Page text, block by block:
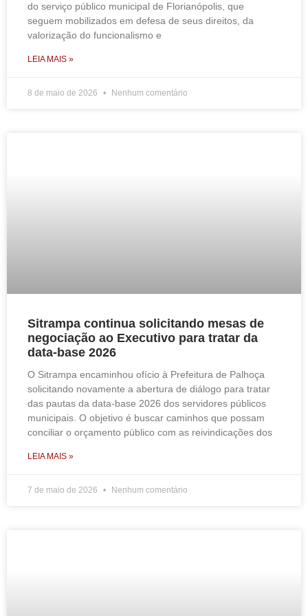
do serviço público municipal de Florianópolis, que
seguem mobilizados em defesa de seus direitos, da
valorização do funcionalismo e
LEIA MAIS »
8 de maio de 2026 Nenhum comentário
Sitrampa continua solicitando mesas de
negociação ao Executivo para tratar da
data-base 2026
O Sitrampa encaminhou ofício à Prefeitura de Palhoça
solicitando novamente a abertura de diálogo para tratar
das pautas da data-base 2026 dos servidores públicos
municipais. O objetivo é buscar caminhos que possam
conciliar o orçamento público com as reivindicações dos
LEIA MAIS »
7 de maio de 2026 Nenhum comentário